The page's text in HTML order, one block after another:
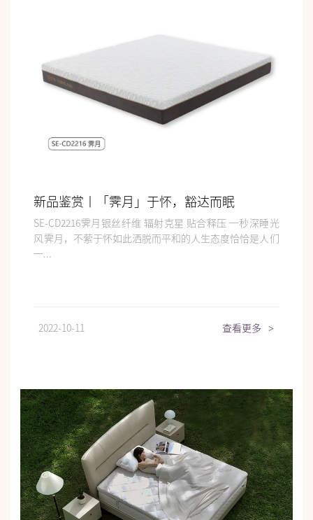
新品鉴赏丨「霁月」于怀，豁达而眠
SE-CD2216霁月银丝纤维 辐射克星 贴合释压 一秒深睡光
风霁月，不萦于怀如此洒脱而平和的人生态度恰恰是人们
一...
2022-10-11 查看更多 >